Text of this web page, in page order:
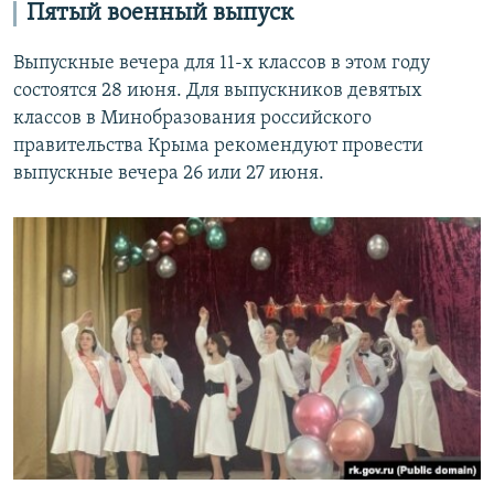
Пятый военный выпуск
Выпускные вечера для 11-х классов в этом году
состоятся 28 июня. Для выпускников девятых
классов в Минобразования российского
правительства Крыма рекомендуют провести
выпускные вечера 26 или 27 июня.